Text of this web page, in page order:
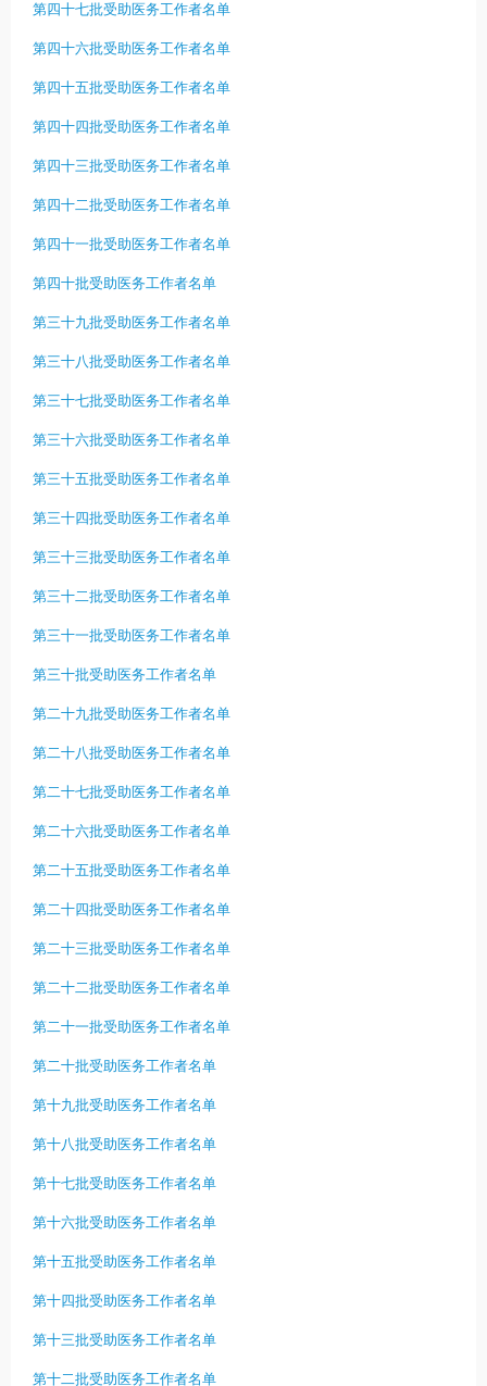
第四十七批受助医务工作者名单
第四十六批受助医务工作者名单
第四十五批受助医务工作者名单
第四十四批受助医务工作者名单
第四十三批受助医务工作者名单
第四十二批受助医务工作者名单
第四十一批受助医务工作者名单
第四十批受助医务工作者名单
第三十九批受助医务工作者名单
第三十八批受助医务工作者名单
第三十七批受助医务工作者名单
第三十六批受助医务工作者名单
第三十五批受助医务工作者名单
第三十四批受助医务工作者名单
第三十三批受助医务工作者名单
第三十二批受助医务工作者名单
第三十一批受助医务工作者名单
第三十批受助医务工作者名单
第二十九批受助医务工作者名单
第二十八批受助医务工作者名单
第二十七批受助医务工作者名单
第二十六批受助医务工作者名单
第二十五批受助医务工作者名单
第二十四批受助医务工作者名单
第二十三批受助医务工作者名单
第二十二批受助医务工作者名单
第二十一批受助医务工作者名单
第二十批受助医务工作者名单
第十九批受助医务工作者名单
第十八批受助医务工作者名单
第十七批受助医务工作者名单
第十六批受助医务工作者名单
第十五批受助医务工作者名单
第十四批受助医务工作者名单
第十三批受助医务工作者名单
第十二批受助医务工作者名单